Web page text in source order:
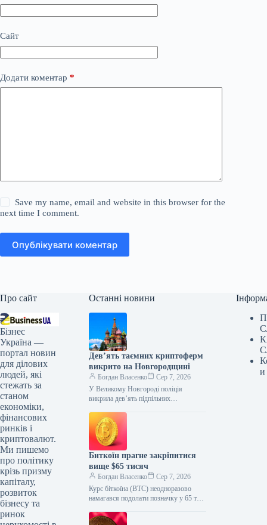
Сайт
Додати коментар *
Save my name, email and website in this browser for the
next time I comment.
Опублікувати коментар
Про сайт
Бізнес
Україна —
портал новин
для ділових
людей, які
стежать за
станом
економіки,
фінансових
ринків і
криптовалют.
Ми пишемо
про політику
крізь призму
капіталу,
розвиток
бізнесу та
ринок
Останні новини
Дев’ять таємних криптоферм
викрито на Новгородщині
Богдан Власенко
Сер 7, 2026
У Великому Новгороді поліція
викрила дев’ять підпільних
слідства, їх організували четверо
місцевих жителів, які незаконно
під’єднали
Биткоїн прагне закріпитися
вище $65 тисяч
Богдан Власенко
Сер 7, 2026
Курс біткоїна (BTC) неодноразово
намагався подолати позначку у 65 тис.
954 доларів, а…
и